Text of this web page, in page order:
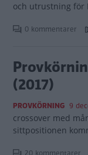
och utrustning för
0 kommentarer
(2017)
PROVKÖRNING 9
crossover med
sittpositionen